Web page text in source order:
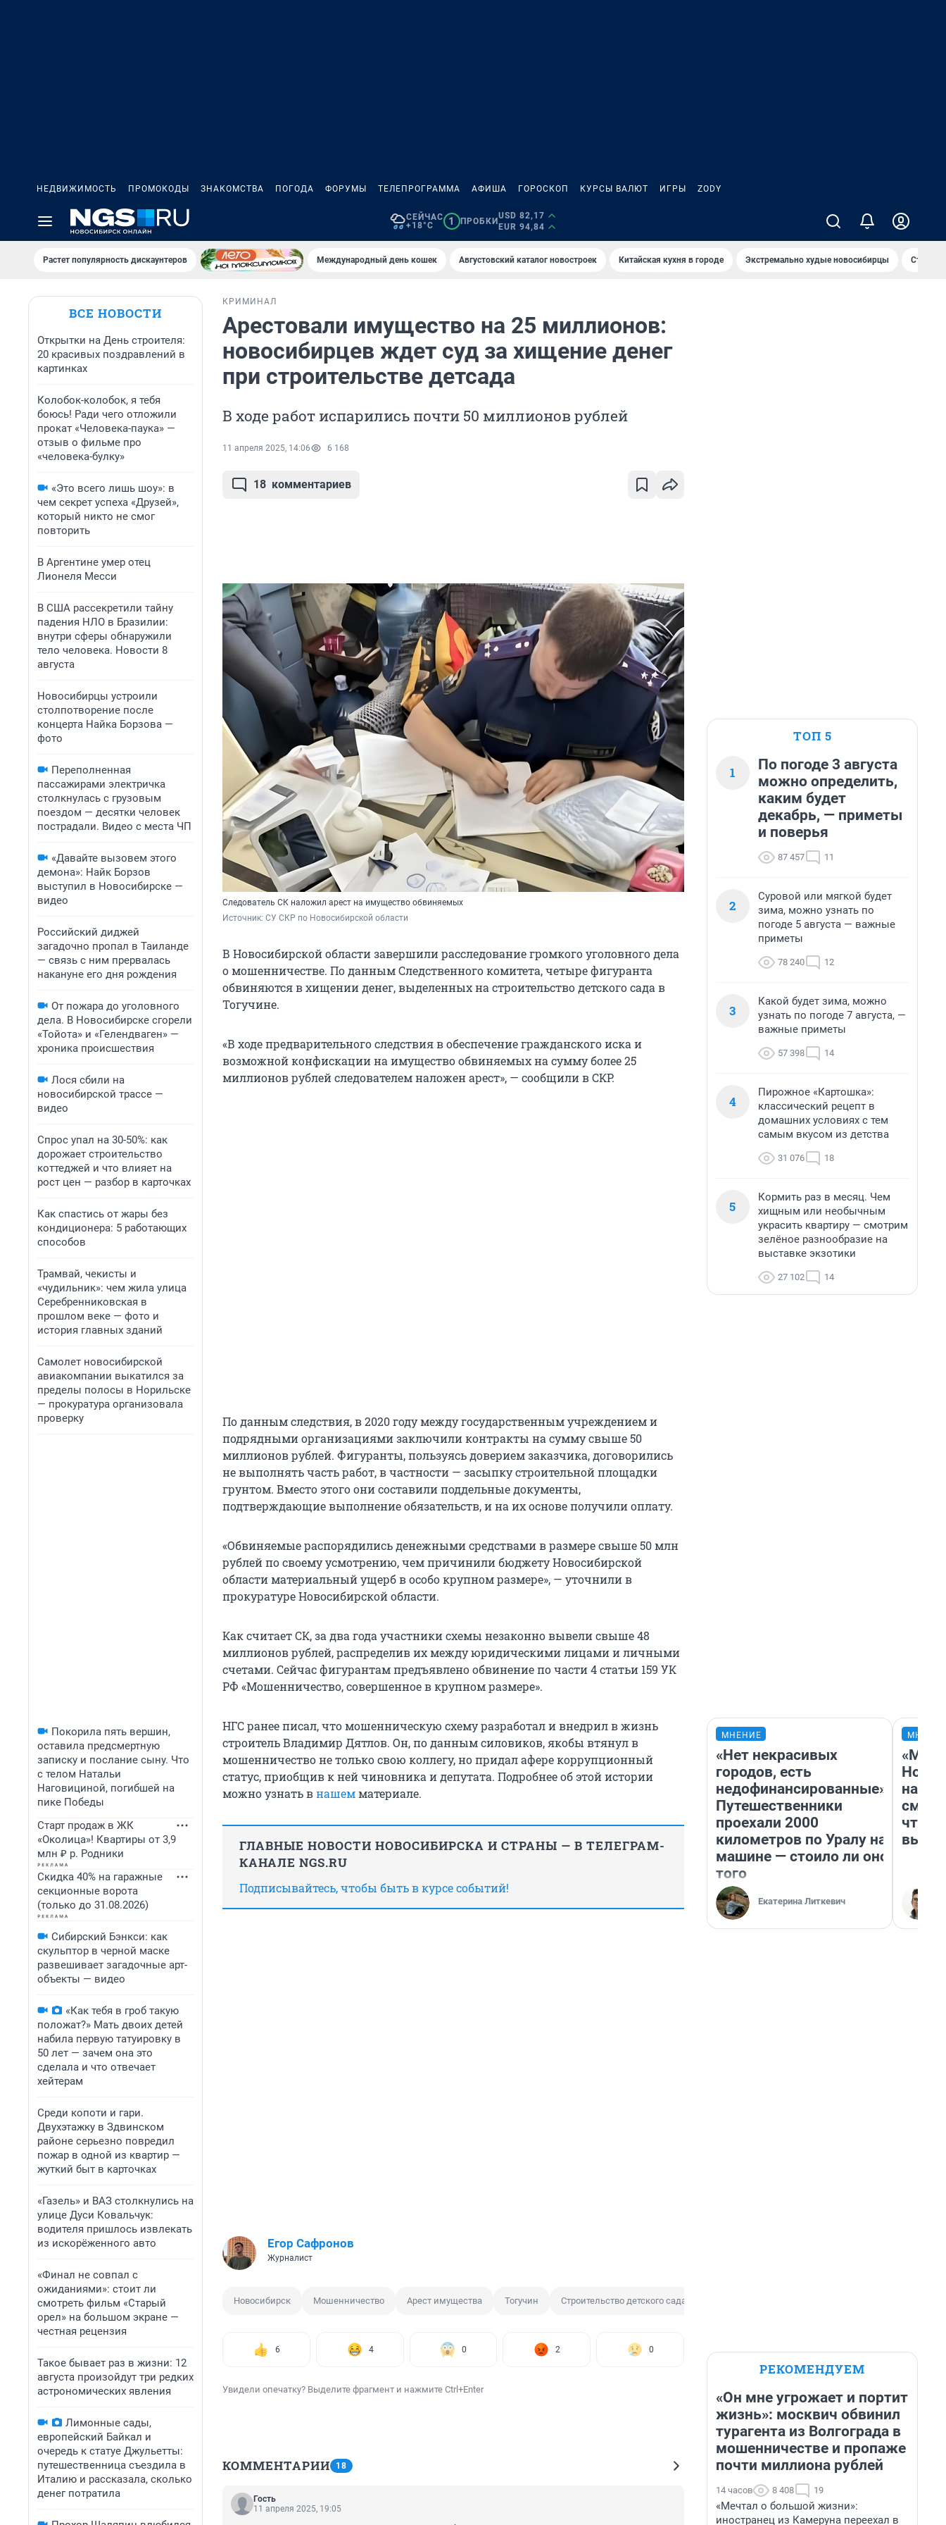
НЕДВИЖИМОСТЬ ПРОМОКОДЫ ЗНАКОМСТВА ПОГОДА ФОРУМЫ ТЕЛЕПРОГРАММА АФИША ГОРОСКОП КУРСЫ ВАЛЮТ ИГРЫ ZODY
СЕЙЧАС
+18°C
1 ПРОБКИ
USD 82,17
EUR 94,84
Растет популярность дискаунтеров Международный день кошек Августовский каталог новостроек Китайская кухня в городе Экстремально худые новосибирцы Старт
ВСЕ НОВОСТИ
Открытки на День строителя:
20 красивых поздравлений в
картинках
Колобок-колобок, я тебя
боюсь! Ради чего отложили
прокат «Человека-паука» —
отзыв о фильме про
«человека-булку»
«Это всего лишь шоу»: в
чем секрет успеха «Друзей»,
который никто не смог
повторить
В Аргентине умер отец
Лионеля Месси
В США рассекретили тайну
падения НЛО в Бразилии:
внутри сферы обнаружили
тело человека. Новости 8
августа
Новосибирцы устроили
столпотворение после
концерта Найка Борзова —
фото
Переполненная
пассажирами электричка
столкнулась с грузовым
поездом — десятки человек
пострадали. Видео с места ЧП
«Давайте вызовем этого
демона»: Найк Борзов
выступил в Новосибирске —
видео
Российский диджей
загадочно пропал в Таиланде
— связь с ним прервалась
накануне его дня рождения
От пожара до уголовного
дела. В Новосибирске сгорели
«Тойота» и «Гелендваген» —
хроника происшествия
Лося сбили на
новосибирской трассе —
видео
Спрос упал на 30-50%: как
дорожает строительство
коттеджей и что влияет на
рост цен — разбор в карточках
Как спастись от жары без
кондиционера: 5 работающих
способов
Трамвай, чекисты и
«чудильник»: чем жила улица
Серебренниковская в
прошлом веке — фото и
история главных зданий
Самолет новосибирской
авиакомпании выкатился за
пределы полосы в Норильске
— прокуратура организовала
проверку
Покорила пять вершин,
оставила предсмертную
записку и послание сыну. Что
с телом Натальи
Наговициной, погибшей на
пике Победы
Старт продаж в ЖК
«Околица»! Квартиры от 3,9
млн ₽ р. Родники
Скидка 40% на гаражные
секционные ворота
(только до 31.08.2026)
Сибирский Бэнкси: как
скульптор в черной маске
развешивает загадочные арт-
объекты — видео
«Как тебя в гроб такую
положат?» Мать двоих детей
набила первую татуировку в
50 лет — зачем она это
сделала и что отвечает
хейтерам
Среди копоти и гари.
Двухэтажку в Здвинском
районе серьезно повредил
пожар в одной из квартир —
жуткий быт в карточках
«Газель» и ВАЗ столкнулись на
улице Дуси Ковальчук:
водителя пришлось извлекать
из искорёженного авто
«Финал не совпал с
ожиданиями»: стоит ли
смотреть фильм «Старый
орел» на большом экране —
честная рецензия
Такое бывает раз в жизни: 12
августа произойдут три редких
астрономических явления
Лимонные сады,
европейский Байкал и
очередь к статуе Джульетты:
путешественница съездила в
Италию и рассказала, сколько
денег потратила
КРИМИНАЛ
Арестовали имущество на 25 миллионов:
новосибирцев ждет суд за хищение денег
при строительстве детсада
В ходе работ испарились почти 50 миллионов рублей
11 апреля 2025, 14:06 6 168
18 комментариев
Следователь СК наложил арест на имущество обвиняемых
Источник: СУ СКР по Новосибирской области
В Новосибирской области завершили расследование громкого уголовного дела
о мошенничестве. По данным Следственного комитета, четыре фигуранта
обвиняются в хищении денег, выделенных на строительство детского сада в
Тогучине.
«В ходе предварительного следствия в обеспечение гражданского иска и
возможной конфискации на имущество обвиняемых на сумму более 25
миллионов рублей следователем наложен арест», — сообщили в СКР.
По данным следствия, в 2020 году между государственным учреждением и
подрядными организациями заключили контракты на сумму свыше 50
миллионов рублей. Фигуранты, пользуясь доверием заказчика, договорились
не выполнять часть работ, в частности — засыпку строительной площадки
грунтом. Вместо этого они составили поддельные документы,
подтверждающие выполнение обязательств, и на их основе получили оплату.
«Обвиняемые распорядились денежными средствами в размере свыше 50 млн
рублей по своему усмотрению, чем причинили бюджету Новосибирской
области материальный ущерб в особо крупном размере», — уточнили в
прокуратуре Новосибирской области.
Как считает СК, за два года участники схемы незаконно вывели свыше 48
миллионов рублей, распределив их между юридическими лицами и личными
счетами. Сейчас фигурантам предъявлено обвинение по части 4 статьи 159 УК
РФ «Мошенничество, совершенное в крупном размере».
НГС ранее писал, что мошенническую схему разработал и внедрил в жизнь
строитель Владимир Дятлов. Он, по данным силовиков, якобы втянул в
мошенничество не только свою коллегу, но придал афере коррупционный
статус, приобщив к ней чиновника и депутата. Подробнее об этой истории
можно узнать внашемматериале.
ГЛАВНЫЕ НОВОСТИ НОВОСИБИРСКА И СТРАНЫ — В ТЕЛЕГРАМ-
КАНАЛЕ NGS.RU
Подписывайтесь, чтобы быть в курсе событий!
Егор Сафронов
Журналист
Новосибирск Мошенничество Арест имущества Тогучин Строительство детского сада
6 4 0 2 0
Увидели опечатку? Выделите фрагмент и нажмите Ctrl+Enter
КОММЕНТАРИИ 18
Гость
11 апреля 2025, 19:05
ТОП 5
1
По погоде 3 августа
можно определить,
каким будет
декабрь, — приметы
и поверья
87 457 11
2
Суровой или мягкой будет
зима, можно узнать по
погоде 5 августа — важные
приметы
78 240 12
3
Какой будет зима, можно
узнать по погоде 7 августа, —
важные приметы
57 398 14
4
Пирожное «Картошка»:
классический рецепт в
домашних условиях с тем
самым вкусом из детства
31 076 18
5
Кормить раз в месяц. Чем
хищным или необычным
украсить квартиру — смотрим
зелёное разнообразие на
выставке экзотики
27 102 14
МНЕНИЕ
«Нет некрасивых
городов, есть
недофинансированные».
Путешественники
проехали 2000
километров по Уралу на
машине — стоило ли оно
того
Екатерина Литкевич
«Мы
РЕКОМЕНДУЕМ
«Он мне угрожает и портит
жизнь»: москвич обвинил
турагента из Волгограда в
мошенничестве и пропаже
почти миллиона рублей
14 часов 8 408 19
«Мечтал о большой жизни»:
иностранец из Камеруна переехал в